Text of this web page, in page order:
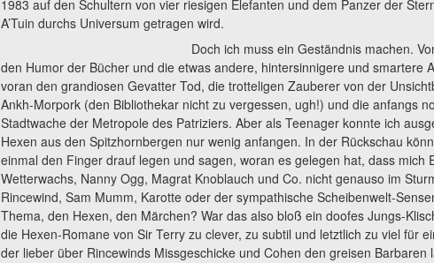
1983 auf den Schultern von vier riesigen Elefanten und dem Panzer der
A’Tuin durchs Universum getragen wird.
Doch ich muss ein Geständnis machen.
den Humor der Bücher und die etwas andere, hintersinnigere und smartere
voran den grandiosen Gevatter Tod, die trotteligen Zauberer von der
Ankh-Morpork (den Bibliothekar nicht zu vergessen, ugh!) und die anfangs
Stadtwache der Metropole des Patriziers. Aber als Teenager konnte ich
Hexen aus den Spitzhornbergen nur wenig anfangen. In der Rückschau
einmal den Finger drauf legen und sagen, woran es gelegen hat, dass mich
Wetterwachs, Nanny Ogg, Magrat Knoblauch und Co. nicht genauso im
Rincewind, Sam Mumm, Karotte oder der sympathische Scheibenwelt-
Thema, den Hexen, den Märchen? War das also bloß ein doofes Jungs-
die Hexen-Romane von Sir Terry zu clever, zu subtil und letztlich zu viel für
der lieber über Rincewinds Missgeschicke und Cohen den greisen Barbaren